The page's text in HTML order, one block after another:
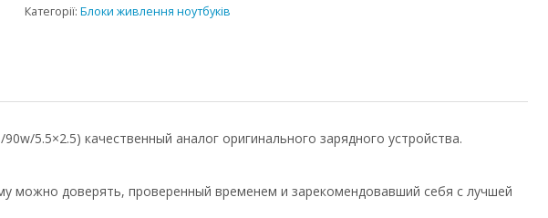
Категорії:Блоки живлення ноутбуків
90w/5.5×2.5) качественный аналог оригинального зарядного устройства.
можно доверять, проверенный временем и зарекомендовавший себя с лучшей